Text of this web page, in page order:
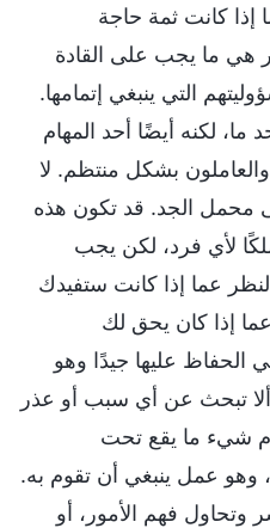
إذا كانت ثمة حاجة
هي ما يجب على القادة
التي ينبغي إتمامها.
ما، لكنه أيضًا أحد المهام
بشكل منتظم. لا
محمل الجد. قد تكون هذه
لأي فرد، لكن يجب
عما إذا كانت ستفيدك
إذا كان يحق لك
الحفاظ عليها جيدًا وهو
تبحث عن أي سبب أو عذر
شيء ما يقع تحت
وهو عمل ينبغي أن تقوم به.
فهم الأمور، أو